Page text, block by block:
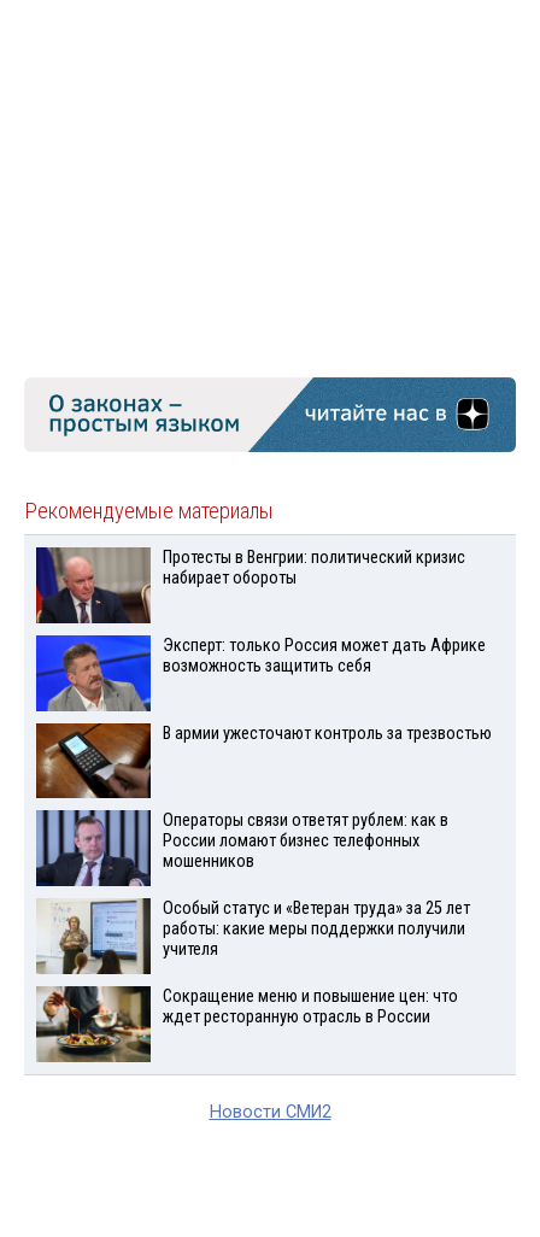
Рекомендуемые материалы
Протесты в Венгрии: политический кризис
набирает обороты
Эксперт: только Россия может дать Африке
возможность защитить себя
В армии ужесточают контроль за трезвостью
Операторы связи ответят рублем: как в
России ломают бизнес телефонных
мошенников
Особый статус и «Ветеран труда» за 25 лет
работы: какие меры поддержки получили
учителя
Сокращение меню и повышение цен: что
ждет ресторанную отрасль в России
Новости СМИ2